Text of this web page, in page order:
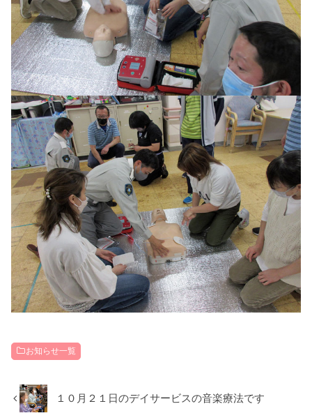
お知らせ一覧
１０月２１日のデイサービスの音楽療法です